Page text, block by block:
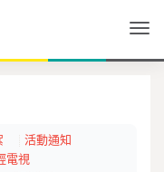
活動通知
電視